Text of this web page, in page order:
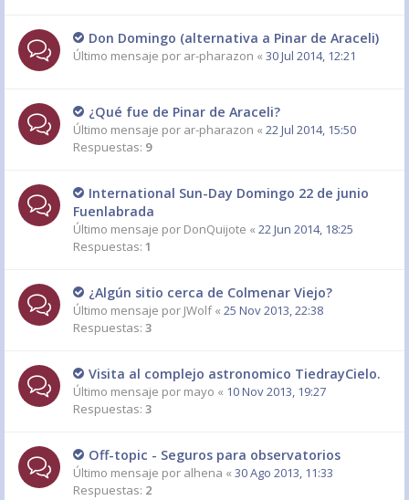
Don Domingo (alternativa a Pinar de Araceli)
Último mensaje por ar-pharazon « 30 Jul 2014, 12:21
¿Qué fue de Pinar de Araceli?
Último mensaje por ar-pharazon « 22 Jul 2014, 15:50
Respuestas: 9
International Sun-Day Domingo 22 de junio
Fuenlabrada
Último mensaje por DonQuijote « 22 Jun 2014, 18:25
Respuestas: 1
¿Algún sitio cerca de Colmenar Viejo?
Último mensaje por JWolf« 25 Nov 2013, 22:38
Respuestas: 3
Visita al complejo astronomico TiedrayCielo.
Último mensaje por mayo « 10 Nov 2013, 19:27
Respuestas: 3
Off-topic - Seguros para observatorios
Último mensaje por alhena « 30 Ago 2013, 11:33
Respuestas: 2